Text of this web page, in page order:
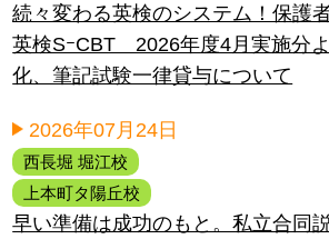
続々変わる英検のシステム！保護
英検SｰCBT 2026年度4月実施分
化、筆記試験一律貸与について
2026年07月24日
西長堀 堀江校
上本町タ陽丘校
早い準備は成功のもと。私立合